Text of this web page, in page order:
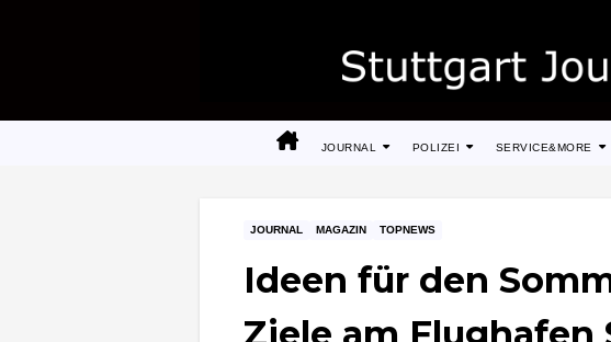
JOURNAL POLIZEI SERVICE&MORE
JOURNAL MAGAZIN TOPNEWS
Ideen für den
Ziele am